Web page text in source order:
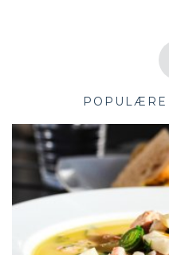
POPULÆRE